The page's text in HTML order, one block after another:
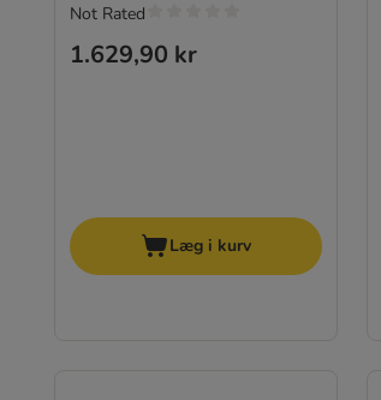
1.629,90 kr
Not Rated
Læg i kurv